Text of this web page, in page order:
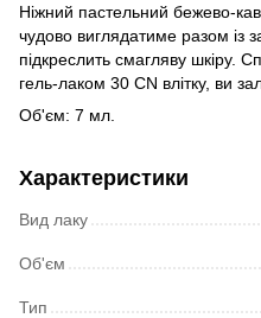
Ніжний пастельний бежево-
чудово виглядатиме разом із
підкреслить смагляву шкіру.
гель-лаком 30 CN влітку, ви
Об'єм: 7 мл.
Характеристики
Вид лаку
Об'єм
Тип